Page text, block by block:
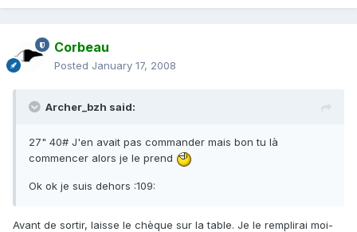
Corbeau
Posted January 17, 2008
Archer_bzh said:
27" 40# J'en avait pas commander mais bon tu là
commencer alors je le prend
Ok ok je suis dehors :109:
Avant de sortir, laisse le chèque sur la table. Je le remplirai moi-